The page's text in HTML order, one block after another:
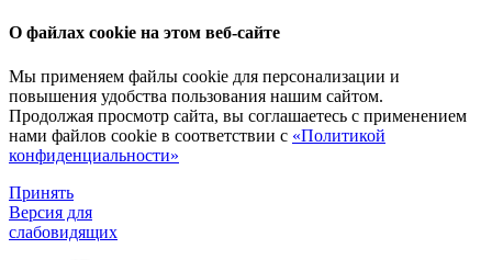
О файлах cookie на этом веб-сайте
Мы применяем файлы cookie для персонализации и
повышения удобства пользования нашим сайтом.
Продолжая просмотр сайта, вы соглашаетесь с применением
нами файлов cookie в соответствии с «Политикой
конфиденциальности»
Принять
Версия для
слабовидящих